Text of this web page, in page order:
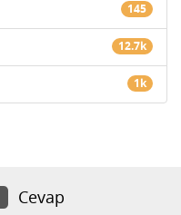
145
12.7k
1k
Cevap